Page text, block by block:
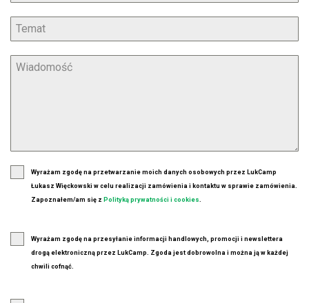
Wyrażam zgodę na przetwarzanie moich danych osobowych przez LukCamp
Łukasz Więckowski w celu realizacji zamówienia i kontaktu w sprawie zamówienia.
Zapoznałem/am się z Polityką prywatności i cookies.
Wyrażam zgodę na przesyłanie informacji handlowych, promocji i newslettera
drogą elektroniczną przez LukCamp. Zgoda jest dobrowolna i można ją w każdej
chwili cofnąć.